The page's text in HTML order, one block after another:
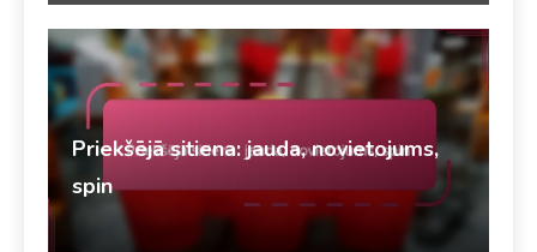
Priekšējā sitiena: jauda, novietojums,
spin